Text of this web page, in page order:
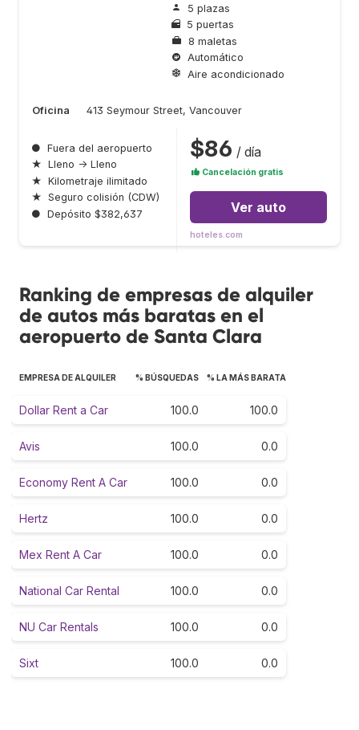
5 plazas
5 puertas
8 maletas
Automático
Aire acondicionado
Oficina 413 Seymour Street, Vancouver
● Fuera del aeropuerto
★ Lleno → Lleno
★ Kilometraje ilimitado
★ Seguro colisión (CDW)
● Depósito $382,637
$86 / día
Cancelación gratis
Ver auto
hoteles.com
Ranking de empresas de alquiler
de autos más baratas en el
aeropuerto de Santa Clara
EMPRESA DE ALQUILER % BÚSQUEDAS % LA MÁS BARATA
Dollar Rent a Car 100.0 100.0
Avis 100.0 0.0
Economy Rent A Car 100.0 0.0
Hertz 100.0 0.0
Mex Rent A Car 100.0 0.0
National Car Rental 100.0 0.0
NU Car Rentals 100.0 0.0
Sixt 100.0 0.0